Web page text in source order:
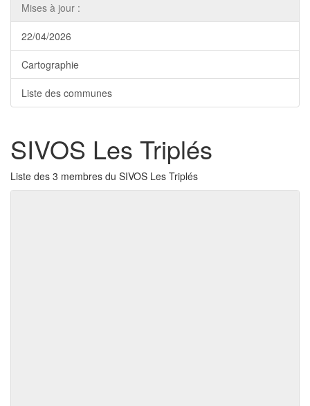
Mises à jour :
22/04/2026
Cartographie
Liste des communes
SIVOS Les Triplés
Liste des 3 membres du SIVOS Les Triplés